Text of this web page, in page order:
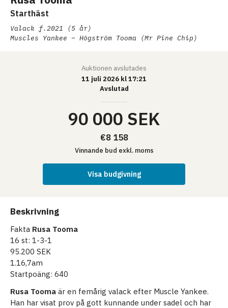
Starthäst
Valack f.2021 (5 år)
Muscles Yankee – Högström Tooma (Mr Pine Chip)
Auktionen avslutades
11 juli 2026 kl 17:21
Avslutad
90 000 SEK
€8 158
Vinnande bud exkl. moms
Visa budgivning
Beskrivning
Fakta Rusa Tooma
16 st: 1-3-1
95.200 SEK
1.16,7am
Startpoäng: 640
Rusa Tooma är en femårig valack efter Muscle Yankee.
Han har visat prov på gott kunnande under sadel och har